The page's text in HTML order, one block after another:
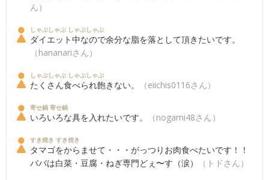
ん）
しゃぶしゃぶ しゃぶしゃぶ
ダイエット中なので余分な脂を落として頂きたいです。
（hananariさん）
しゃぶしゃぶ しゃぶしゃぶ
たくさん食べられ飽きない。 （eiichis0116さん）
寄せ鍋 寄せ鍋
いろいろな具を入れたいです。 （nogami48さん）
すき焼き すき焼き
タマゴをからませて・・・がっつりお肉食べたいです！！
ババは白菜・豆腐・ねぎ専門どぇ〜す（涙）
（トドさん）